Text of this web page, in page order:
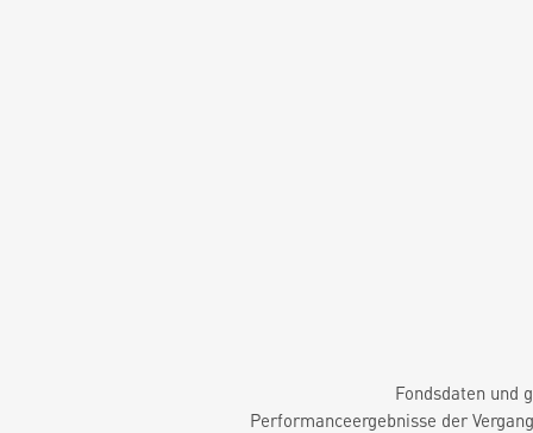
Fondsdaten und
Performanceergebnisse der